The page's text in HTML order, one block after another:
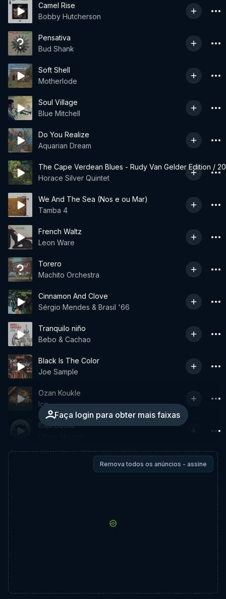
Camel Rise
Bobby Hutcherson
Pensativa
Bud Shank
Soft Shell
Motherlode
Soul Village
Blue Mitchell
Do You Realize
Aquarian Dream
The Cape Verdean Blues - Rudy Van Gelder Edition /
Horace Silver Quintet
We And The Sea (Nos e ou Mar)
Tamba 4
French Waltz
Leon Ware
Torero
Machito Orchestra
Cinnamon And Clove
Sérgio Mendes & Brasil '66
Tranquilo niño
Bebo & Cachao
Black Is The Color
Joe Sample
Faça login para obter mais faixas
Ozan Koukle
Ice
Baja Bossa
Remova todos os anúncios - assine